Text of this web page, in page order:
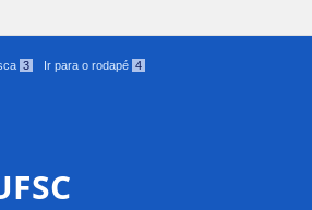
3 Ir para o rodapé 4